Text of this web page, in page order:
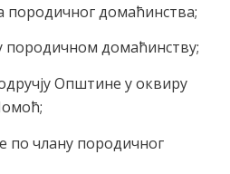
породичног домаћинства;
породичном домаћинству;
Општине у оквиру
по члану породичног